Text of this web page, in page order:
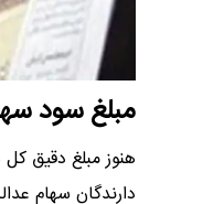
مبلغ سود